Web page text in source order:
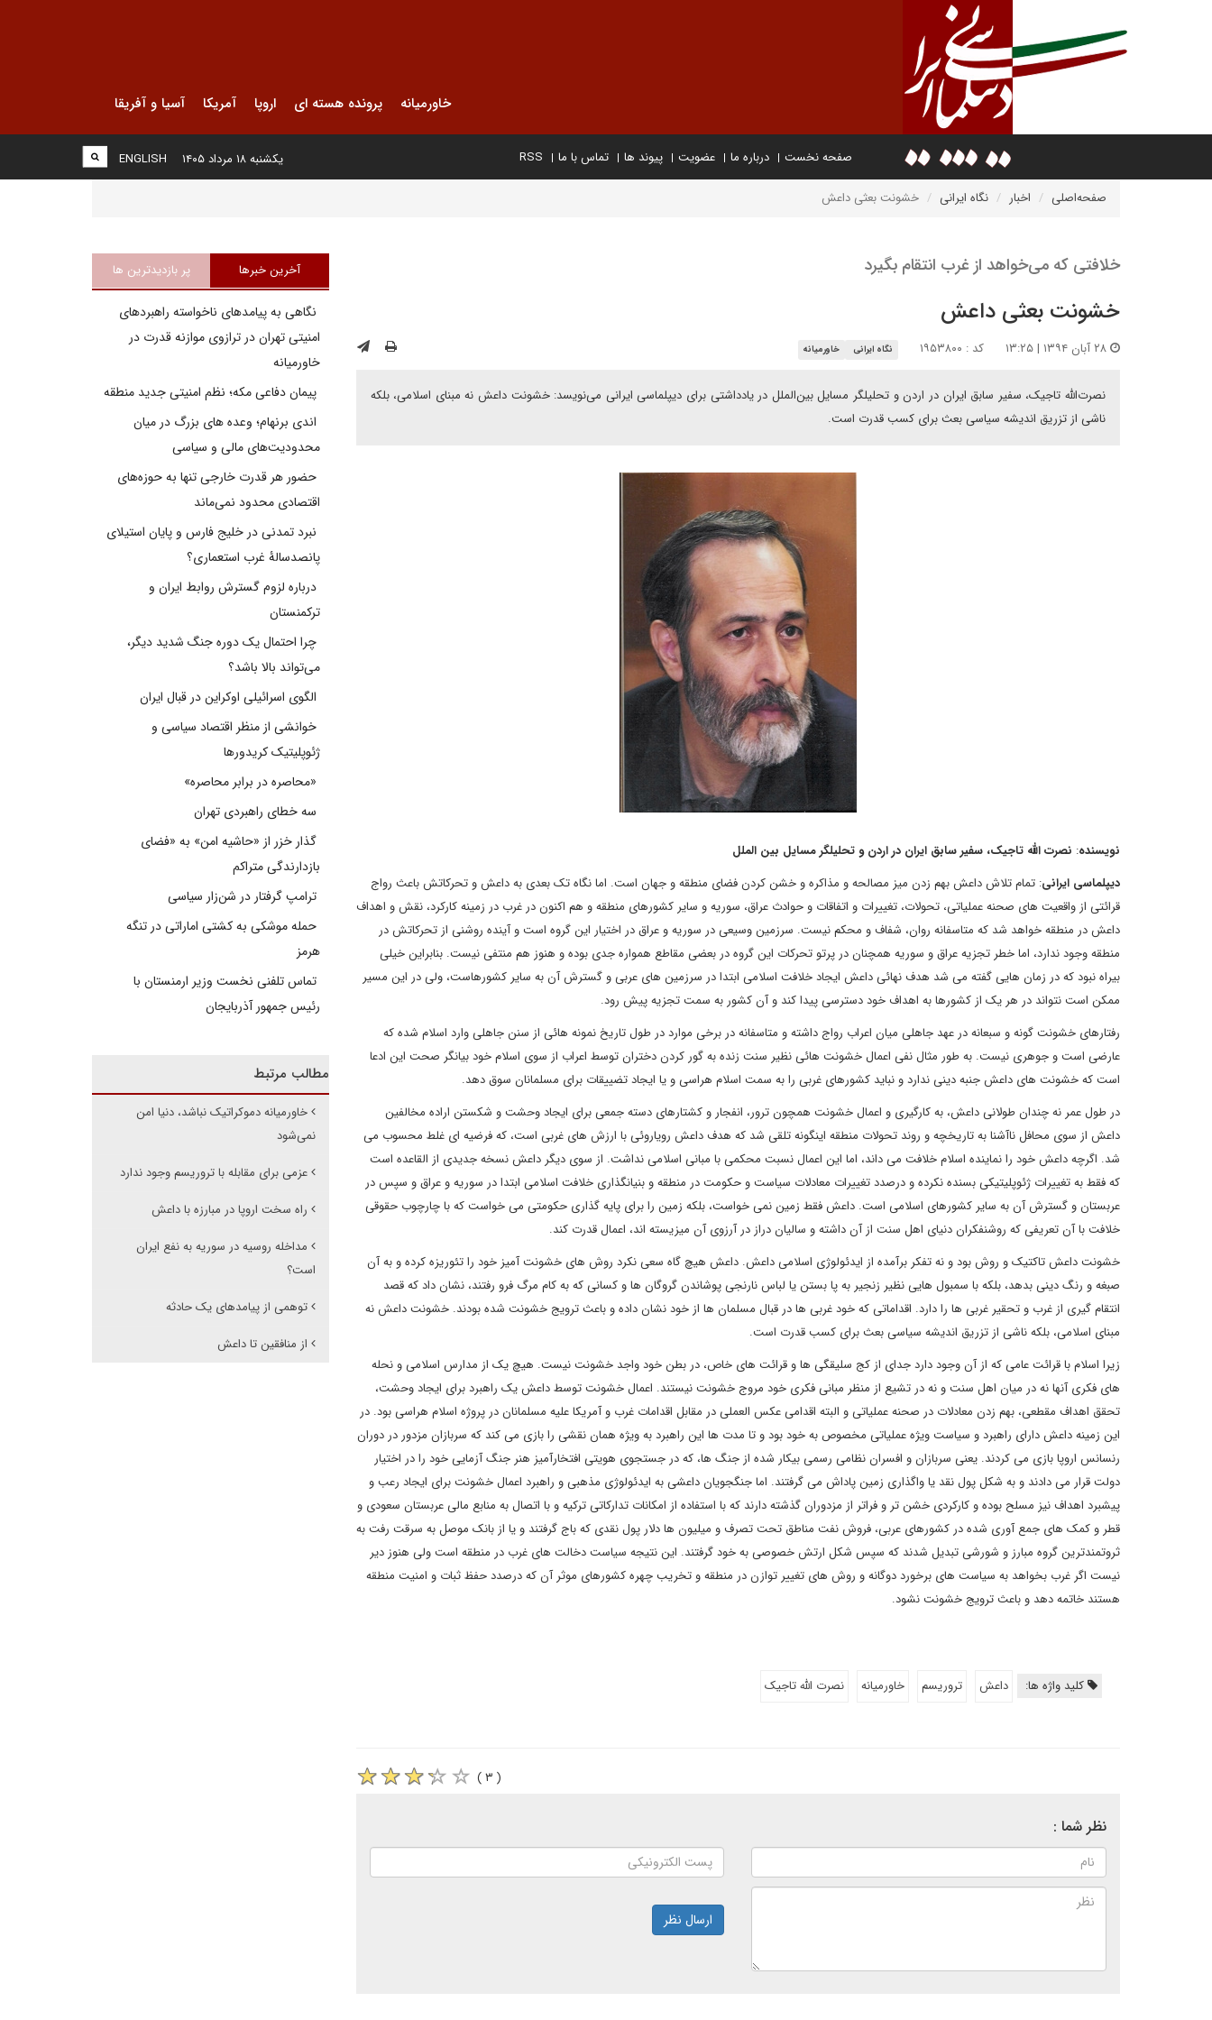
خاورمیانه پرونده هسته ای اروپا آمریکا آسیا و آفریقا
صفحه نخست درباره ما عضویت پیوند ها تماس با ما RSS
ENGLISH یکشنبه ۱۸ مرداد ۱۴۰۵
صفحه‌اصلی اخبار نگاه ایرانی خشونت بعثی داعش
خلافتی که می‌خواهد از غرب انتقام بگیرد
خشونت بعثی داعش
کد : ۱۹۵۳۸۰۰ نگاه ایرانی خاورمیانه
نصرت‌الله تاجیک، سفیر سابق ایران در اردن و تحلیلگر مسایل بین‌الملل در یادداشتی برای دیپلماسی ایرانی می‌نویسد: خشونت داعش نه مبنای اسلامی، بلکه
ناشی از تزریق اندیشه سیاسی بعث برای کسب قدرت است.
نویسنده: نصرت الله تاجیک، سفیر سابق ایران در اردن و تحلیلگر مسایل بین الملل
دیپلماسی ایرانی: تمام تلاش داعش بهم زدن میز مصالحه و مذاکره و خشن کردن فضای منطقه و جهان است. اما نگاه تک بعدی به داعش و تحرکاتش باعث رواج
قرائتی از واقعیت های صحنه عملیاتی، تحولات، تغییرات و اتفاقات و حوادث عراق، سوریه و سایر کشورهای منطقه و هم اکنون در غرب در زمینه کارکرد، نقش و اهداف
داعش در منطقه خواهد شد که متاسفانه روان، شفاف و محکم نیست. سرزمین وسیعی در سوریه و عراق در اختیار این گروه است و آینده روشنی از تحرکاتش در
منطقه وجود ندارد، اما خطر تجزیه عراق و سوریه همچنان در پرتو تحرکات این گروه در بعضی مقاطع همواره جدی بوده و هنوز هم منتفی نیست. بنابراین خیلی
بیراه نبود که در زمان هایی گفته می شد هدف نهائی داعش ایجاد خلافت اسلامی ابتدا در سرزمین های عربی و گسترش آن به سایر کشورهاست، ولی در این مسیر
ممکن است نتواند در هر یک از کشورها به اهداف خود دسترسی پیدا کند و آن کشور به سمت تجزیه پیش رود.
رفتارهای خشونت گونه و سبعانه در عهد جاهلی میان اعراب رواج داشته و متاسفانه در برخی موارد در طول تاریخ نمونه هائی از سنن جاهلی وارد اسلام شده که
عارضی است و جوهری نیست. به طور مثال نفی اعمال خشونت هائی نظیر سنت زنده به گور کردن دختران توسط اعراب از سوی اسلام خود بیانگر صحت این ادعا
است که خشونت های داعش جنبه دینی ندارد و نباید کشورهای غربی را به سمت اسلام هراسی و یا ایجاد تضییقات برای مسلمانان سوق دهد.
در طول عمر نه چندان طولانی داعش، به کارگیری و اعمال خشونت همچون ترور، انفجار و کشتارهای دسته جمعی برای ایجاد وحشت و شکستن اراده مخالفین
داعش از سوی محافل ناآشنا به تاریخچه و روند تحولات منطقه اینگونه تلقی شد که هدف داعش رویاروئی با ارزش های غربی است، که فرضیه ای غلط محسوب می
شد. اگرچه داعش خود را نماینده اسلام خلافت می داند، اما این اعمال نسبت محکمی با مبانی اسلامی نداشت. از سوی دیگر داعش نسخه جدیدی از القاعده است
که فقط به تغییرات ژئوپلیتیکی بسنده نکرده و درصدد تغییرات معادلات سیاست و حکومت در منطقه و بنیانگذاری خلافت اسلامی ابتدا در سوریه و عراق و سپس در
عربستان و گسترش آن به سایر کشورهای اسلامی است. داعش فقط زمین نمی خواست، بلکه زمین را برای پایه گذاری حکومتی می خواست که با چارچوب حقوقی
خلافت با آن تعریفی که روشنفکران دنیای اهل سنت از آن داشته و سالیان دراز در آرزوی آن میزیسته اند، اعمال قدرت کند.
خشونت داعش تاکتیک و روش بود و نه تفکر برآمده از ایدئولوژی اسلامی داعش. داعش هیچ گاه سعی نکرد روش های خشونت آمیز خود را تئوریزه کرده و به آن
صبغه و رنگ دینی بدهد، بلکه با سمبول هایی نظیر زنجیر به پا بستن یا لباس نارنجی پوشاندن گروگان ها و کسانی که به کام مرگ فرو رفتند، نشان داد که قصد
انتقام گیری از غرب و تحقیر غربی ها را دارد. اقداماتی که خود غربی ها در قبال مسلمان ها از خود نشان داده و باعث ترویج خشونت شده بودند. خشونت داعش نه
مبنای اسلامی، بلکه ناشی از تزریق اندیشه سیاسی بعث برای کسب قدرت است.
زیرا اسلام با قرائت عامی که از آن وجود دارد جدای از کج سلیقگی ها و قرائت های خاص، در بطن خود واجد خشونت نیست. هیچ یک از مدارس اسلامی و نحله
های فکری آنها نه در میان اهل سنت و نه در تشیع از منظر مبانی فکری خود مروج خشونت نیستند. اعمال خشونت توسط داعش یک راهبرد برای ایجاد وحشت،
تحقق اهداف مقطعی، بهم زدن معادلات در صحنه عملیاتی و البته اقدامی عکس العملی در مقابل اقدامات غرب و آمریکا علیه مسلمانان در پروژه اسلام هراسی بود. در
این زمینه داعش دارای راهبرد و سیاست ویژه عملیاتی مخصوص به خود بود و تا مدت ها این راهبرد به ویژه همان نقشی را بازی می کند که سربازان مزدور در دوران
رنسانس اروپا بازی می کردند. یعنی سربازان و افسران نظامی رسمی بیکار شده از جنگ ها، که در جستجوی هویتی افتخارآمیز هنر جنگ آزمایی خود را در اختیار
دولت قرار می دادند و به شکل پول نقد یا واگذاری زمین پاداش می گرفتند. اما جنگجویان داعشی به ایدئولوژی مذهبی و راهبرد اعمال خشونت برای ایجاد رعب و
پیشبرد اهداف نیز مسلح بوده و کارکردی خشن تر و فراتر از مزدوران گذشته دارند که با استفاده از امکانات تدارکاتی ترکیه و با اتصال به منابع مالی عربستان سعودی و
قطر و کمک های جمع آوری شده در کشورهای عربی، فروش نفت مناطق تحت تصرف و میلیون ها دلار پول نقدی که باج گرفتند و یا از بانک موصل به سرقت رفت به
ثروتمندترین گروه مبارز و شورشی تبدیل شدند که سپس شکل ارتش خصوصی به خود گرفتند. این نتیجه سیاست دخالت های غرب در منطقه است ولی هنوز دیر
نیست اگر غرب بخواهد به سیاست های برخورد دوگانه و روش های تغییر توازن در منطقه و تخریب چهره کشورهای موثر آن که درصدد حفظ ثبات و امنیت منطقه
هستند خاتمه دهد و باعث ترویج خشونت نشود.
کلید واژه ها: داعش تروریسم خاورمیانه نصرت الله تاجیک
( ۳ )
نظر شما :
ارسال نظر
آخرین خبرها پر بازدیدترین ها
نگاهی به پیامدهای ناخواسته راهبردهای
امنیتی تهران در ترازوی موازنه قدرت در
خاورمیانه
پیمان دفاعی مکه؛ نظم امنیتی جدید منطقه
اندی برنهام؛ وعده های بزرگ در میان
محدودیت‌های مالی و سیاسی
حضور هر قدرت خارجی تنها به حوزه‌های
اقتصادی محدود نمی‌ماند
نبرد تمدنی در خلیج فارس و پایان استیلای
پانصدسالۀ غرب استعماری؟
درباره لزوم گسترش روابط ایران و
ترکمنستان
چرا احتمال یک دوره جنگ شدید دیگر،
می‌تواند بالا باشد؟
الگوی اسرائیلی اوکراین در قبال ایران
خوانشی از منظر اقتصاد سیاسی و
ژئوپلیتیک کریدورها
«محاصره در برابر محاصره»
سه خطای راهبردی تهران
گذار خزر از «حاشیه امن» به «فضای
بازدارندگی متراکم
ترامپ گرفتار در شن‌زار سیاسی
حمله موشکی به کشتی اماراتی در تنگه
هرمز
تماس تلفنی نخست وزیر ارمنستان با
رئیس جمهور آذربایجان
مطالب مرتبط
خاورمیانه دموکراتیک نباشد، دنیا امن
نمی‌شود
عزمی برای مقابله با تروریسم وجود ندارد
راه سخت اروپا در مبارزه با داعش
مداخله روسیه در سوریه به نفع ایران
است؟
توهمی از پیامدهای یک حادثه
از منافقین تا داعش